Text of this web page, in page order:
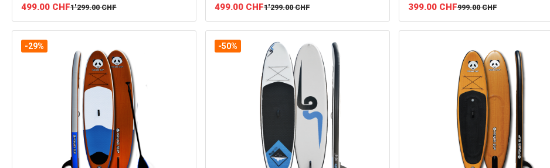
499.00 CHF1'299.00 CHF 499.00 CHF1'299.00 CHF 399.00 CHF999.00 CHF
-29% -50%